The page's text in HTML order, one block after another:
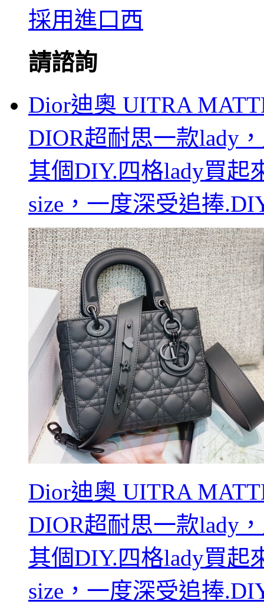
採用進口西
請諮詢
Dior迪奧 UITRA
DIOR超耐思一款lady
其個DIY.四格lady買起
size，一度深受追捧
Dior迪奧 UITRA
DIOR超耐思一款lady
其個DIY.四格lady買起
size，一度深受追捧